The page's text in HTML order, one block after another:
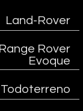
Land-Rover
Range Rover
Evoque
Todoterreno